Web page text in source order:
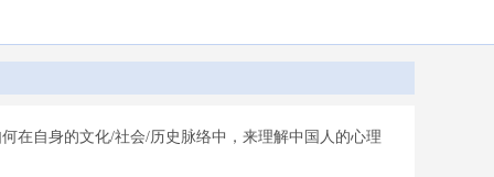
在自身的文化/社会/历史脉络中，来理解中国人的心理